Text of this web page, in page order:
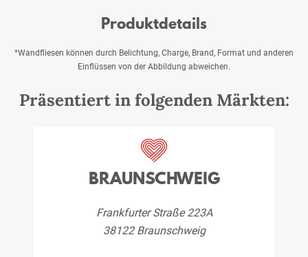
Produktdetails
*Wandfliesen können durch Belichtung, Charge, Brand, Format und anderen
Einflüssen von der Abbildung abweichen.
Präsentiert in folgenden Märkten:
BRAUNSCHWEIG
Frankfurter Straße 223A
38122 Braunschweig